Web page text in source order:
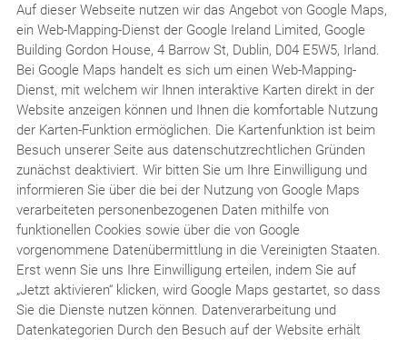
Auf dieser Webseite nutzen wir das Angebot von Google Maps,
ein Web-Mapping-Dienst der Google Ireland Limited, Google
Building Gordon House, 4 Barrow St, Dublin, D04 E5W5, Irland.
Bei Google Maps handelt es sich um einen Web-Mapping-
Dienst, mit welchem wir Ihnen interaktive Karten direkt in der
Website anzeigen können und Ihnen die komfortable Nutzung
der Karten-Funktion ermöglichen. Die Kartenfunktion ist beim
Besuch unserer Seite aus datenschutzrechtlichen Gründen
zunächst deaktiviert. Wir bitten Sie um Ihre Einwilligung und
informieren Sie über die bei der Nutzung von Google Maps
verarbeiteten personenbezogenen Daten mithilfe von
funktionellen Cookies sowie über die von Google
vorgenommene Datenübermittlung in die Vereinigten Staaten.
Erst wenn Sie uns Ihre Einwilligung erteilen, indem Sie auf
„Jetzt aktivieren“ klicken, wird Google Maps gestartet, so dass
Sie die Dienste nutzen können. Datenverarbeitung und
Datenkategorien Durch den Besuch auf der Website erhält